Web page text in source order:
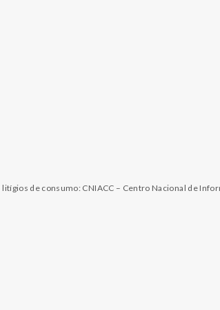
de consumo: CNIACC – Centro Nacional de